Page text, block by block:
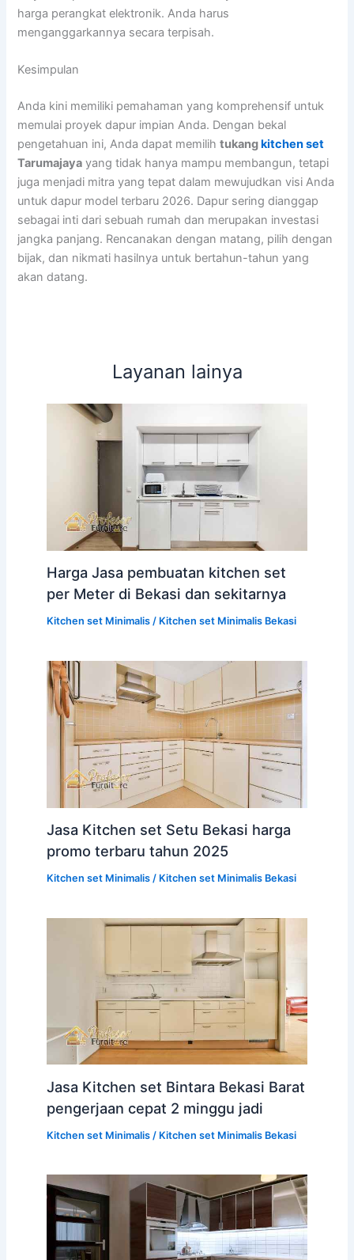
harga perangkat elektronik. Anda harus
menganggarkannya secara terpisah.
Kesimpulan
Anda kini memiliki pemahaman yang komprehensif untuk
memulai proyek dapur impian Anda. Dengan bekal
pengetahuan ini, Anda dapat memilihtukangkitchen set
Tarumajaya yang tidak hanya mampu membangun, tetapi
juga menjadi mitra yang tepat dalam mewujudkan visi Anda
untuk dapur model terbaru 2026. Dapur sering dianggap
sebagai inti dari sebuah rumah dan merupakan investasi
jangka panjang. Rencanakan dengan matang, pilih dengan
bijak, dan nikmati hasilnya untuk bertahun-tahun yang
akan datang.
Layanan lainya
Harga Jasa pembuatan kitchen set
per Meter di Bekasi dan sekitarnya
Kitchen set Minimalis/ Kitchen set Minimalis Bekasi
Jasa Kitchen set Setu Bekasi harga
promo terbaru tahun 2025
Kitchen set Minimalis/ Kitchen set Minimalis Bekasi
Jasa Kitchen set Bintara Bekasi Barat
pengerjaan cepat 2 minggu jadi
Kitchen set Minimalis/ Kitchen set Minimalis Bekasi